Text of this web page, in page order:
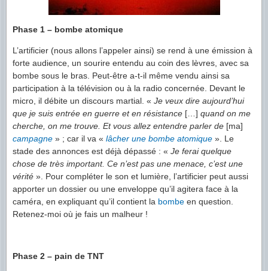
Phase 1 – bombe atomique
L’artificier (nous allons l’appeler ainsi) se rend à une émission à
forte audience, un sourire entendu au coin des lèvres, avec sa
bombe sous le bras. Peut-être a-t-il même vendu ainsi sa
participation à la télévision ou à la radio concernée. Devant le
micro, il débite un discours martial. « Je veux dire aujourd’hui
que je suis entrée en guerre et en résistance […] quand on me
cherche, on me trouve. Et vous allez entendre parler de [ma]
campagne » ; car il va « lâcher une bombe atomique ». Le
stade des annonces est déjà dépassé : « Je ferai quelque
chose de très important. Ce n’est pas une menace, c’est une
vérité ». Pour compléter le son et lumière, l’artificier peut aussi
apporter un dossier ou une enveloppe qu’il agitera face à la
caméra, en expliquant qu’il contient la bombe en question.
Retenez-moi où je fais un malheur !
Phase 2 – pain de TNT